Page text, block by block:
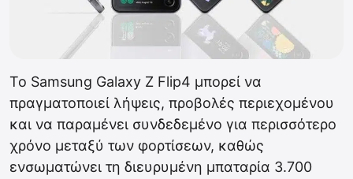
Το Samsung Galaxy Z Flip4 μπορεί να
πραγματοποιεί λήψεις, προβολές περιεχομένου
και να παραμένει συνδεδεμένο για περισσότερο
χρόνο μεταξύ των φορτίσεων, καθώς
ενσωματώνει τη διευρυμένη μπαταρία 3.700